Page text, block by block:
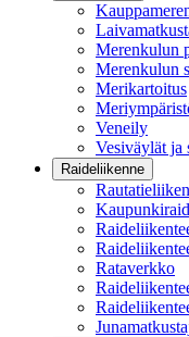
Merenkulun
Merenkulun
Merikartoitus
Veneily
Vesiväylät ja
Raideliikenne
Rataverkko